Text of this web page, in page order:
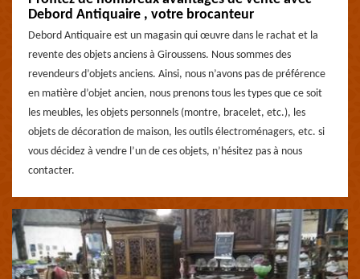
Debord Antiquaire , votre brocanteur
Debord Antiquaire est un magasin qui œuvre dans le rachat et la
revente des objets anciens à Giroussens. Nous sommes des
revendeurs d’objets anciens. Ainsi, nous n’avons pas de préférence
en matière d’objet ancien, nous prenons tous les types que ce soit
les meubles, les objets personnels (montre, bracelet, etc.), les
objets de décoration de maison, les outils électroménagers, etc. si
vous décidez à vendre l’un de ces objets, n’hésitez pas à nous
contacter.